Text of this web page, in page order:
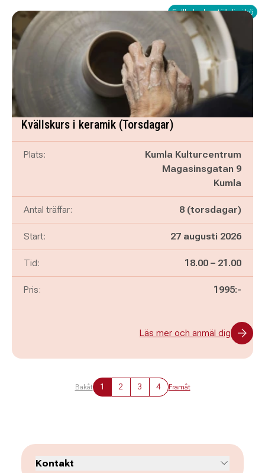
Fullbokad – ställ dig i kö
Kvällskurs i keramik (Torsdagar)
Plats:
Kumla Kulturcentrum
Magasinsgatan 9
Kumla
Antal träffar: 8 (torsdagar)
Start: 27 augusti 2026
Tid: Pågår mellan
18.00 – och
21.00
Pris: 1995:-
Läs mer och anmäl dig
Bakåt 1 2 3 4 Framåt
Kontakt